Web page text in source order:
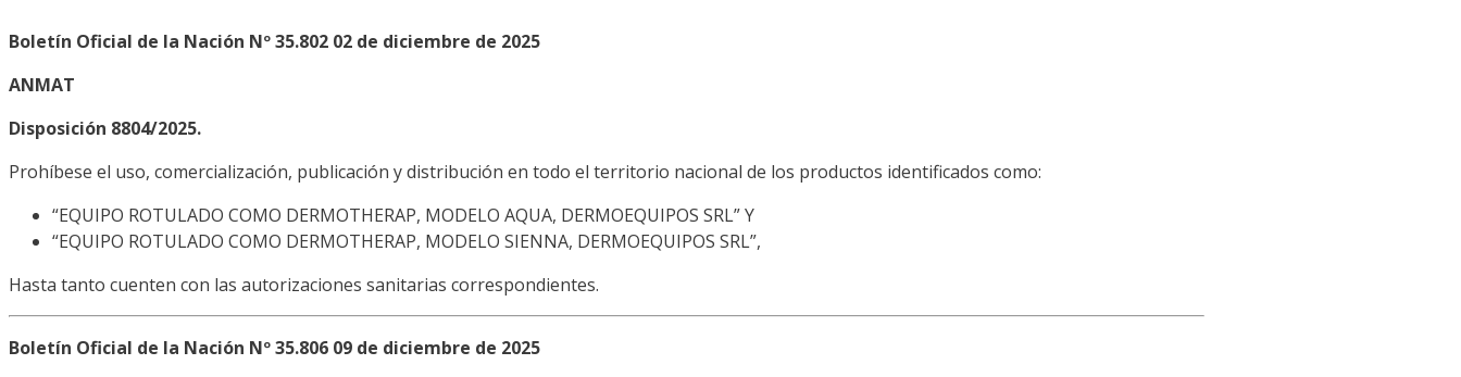
Boletín Oficial de la Nación Nº 35.802 02 de diciembre de 2025
ANMAT
Disposición 8804/2025.
Prohíbese el uso, comercialización, publicación y distribución en todo el territorio nacional de los productos identificados como:
“EQUIPO ROTULADO COMO DERMOTHERAP, MODELO AQUA, DERMOEQUIPOS SRL” Y
“EQUIPO ROTULADO COMO DERMOTHERAP, MODELO SIENNA, DERMOEQUIPOS SRL”,
Hasta tanto cuenten con las autorizaciones sanitarias correspondientes.
Boletín Oficial de la Nación Nº 35.806 09 de diciembre de 2025